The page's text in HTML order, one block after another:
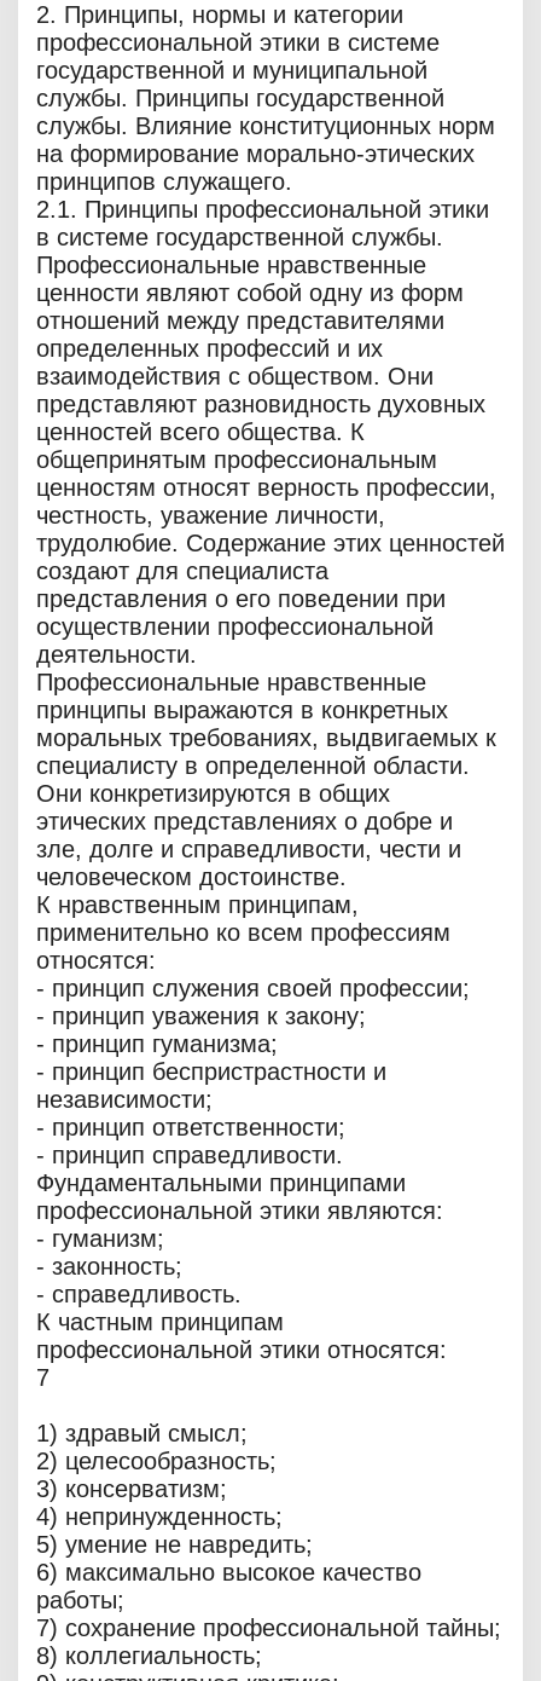
2. Принципы, нормы и категории
профессиональной этики в системе
государственной и муниципальной
службы. Принципы государственной
службы. Влияние конституционных норм
на формирование морально-этических
принципов служащего.
2.1. Принципы профессиональной этики
в системе государственной службы.
Профессиональные нравственные
ценности являют собой одну из форм
отношений между представителями
определенных профессий и их
взаимодействия с обществом. Они
представляют разновидность духовных
ценностей всего общества. К
общепринятым профессиональным
ценностям относят верность профессии,
честность, уважение личности,
трудолюбие. Содержание этих ценностей
создают для специалиста
представления о его поведении при
осуществлении профессиональной
деятельности.
Профессиональные нравственные
принципы выражаются в конкретных
моральных требованиях, выдвигаемых к
специалисту в определенной области.
Они конкретизируются в общих
этических представлениях о добре и
зле, долге и справедливости, чести и
человеческом достоинстве.
К нравственным принципам,
применительно ко всем профессиям
относятся:
- принцип служения своей профессии;
- принцип уважения к закону;
- принцип гуманизма;
- принцип беспристрастности и
независимости;
- принцип ответственности;
- принцип справедливости.
Фундаментальными принципами
профессиональной этики являются:
- гуманизм;
- законность;
- справедливость.
К частным принципам
профессиональной этики относятся:
7
1) здравый смысл;
2) целесообразность;
3) консерватизм;
4) непринужденность;
5) умение не навредить;
6) максимально высокое качество
работы;
7) сохранение профессиональной тайны;
8) коллегиальность;